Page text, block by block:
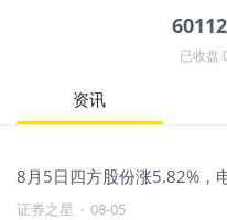
已收盘
资讯
8月5日四方股份涨5.82%，
证券之星 · 08-05